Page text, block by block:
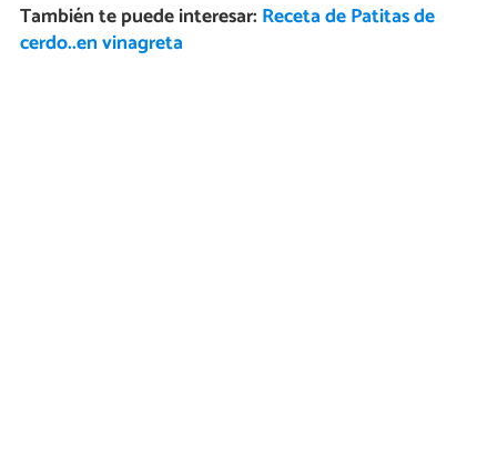
También te puede interesar: Receta de Patitas de
cerdo..en vinagreta